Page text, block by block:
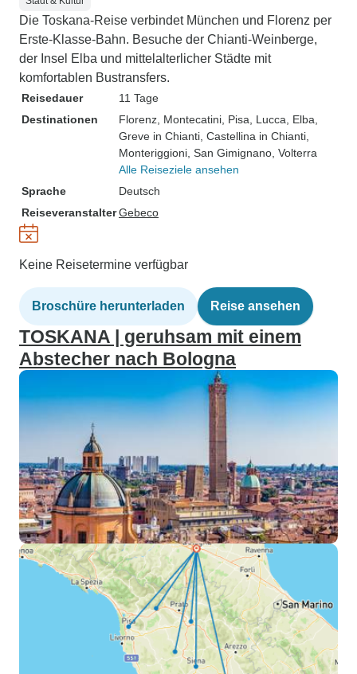
Die Toskana-Reise verbindet München und Florenz per
Erste-Klasse-Bahn. Besuche der Chianti-Weinberge,
der Insel Elba und mittelalterlicher Städte mit
komfortablen Bustransfers.
Reisedauer
11 Tage
Destinationen
Florenz , Montecatini , Pisa , Lucca , Elba
Greve in Chianti , Castellina in Chianti
Monteriggioni , San Gimignano , Volterra
Alle Reiseziele ansehen
Sprache
Deutsch
ReiseveranstalterGebeco
Keine Reisetermine verfügbar
Broschüre herunterladen Reise ansehen
TOSKANA | geruhsam mit einem
Abstecher nach Bologna